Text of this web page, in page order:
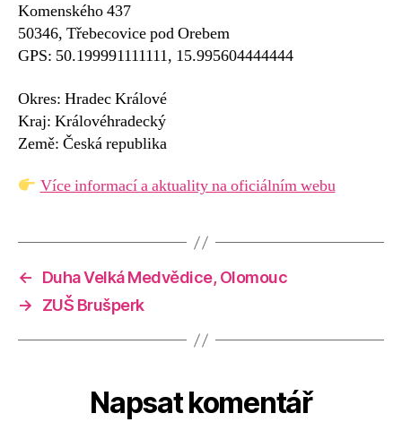
Komenského 437
50346, Třebecovice pod Orebem
GPS: 50.199991111111, 15.995604444444
Okres: Hradec Králové
Kraj: Královéhradecký
Země: Česká republika
Více informací a aktuality na oficiálním webu
←
Duha Velká Medvědice, Olomouc
→
ZUŠ Brušperk
Napsat komentář